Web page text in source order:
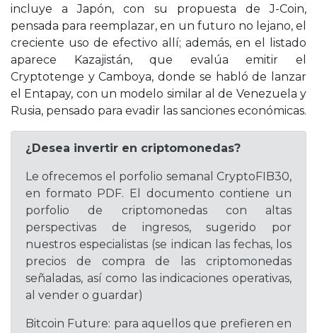
incluye a Japón, con su propuesta de J-Coin,
pensada para reemplazar, en un futuro no lejano, el
creciente uso de efectivo allí; además, en el listado
aparece Kazajistán, que evalúa emitir el
Cryptotenge y Camboya, donde se habló de lanzar
el Entapay, con un modelo similar al de Venezuela y
Rusia, pensado para evadir las sanciones económicas.
¿Desea invertir en criptomonedas?
Le ofrecemos el porfolio semanal CryptoFIB30,
en formato PDF. El documento contiene un
porfolio de criptomonedas con altas
perspectivas de ingresos, sugerido por
nuestros especialistas (se indican las fechas, los
precios de compra de las criptomonedas
señaladas, así como las indicaciones operativas,
al vender o guardar)
Bitcoin Future: para aquellos que prefieren en